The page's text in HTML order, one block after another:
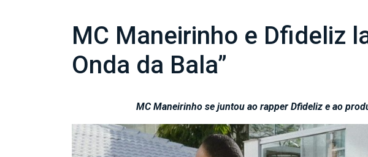
MC Maneirinho e Dfideliz
Onda da Bala”
MC Maneirinho se juntou ao rapper Dfideliz e ao